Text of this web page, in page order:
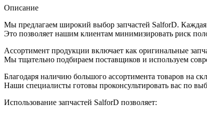
Описание
Мы предлагаем широкий выбор запчастей SalforD. Каждая
Это позволяет нашим клиентам минимизировать риск
Ассортимент продукции включает как оригинальные
Мы тщательно подбираем поставщиков и используем
Благодаря наличию большого ассортимента товаров на
Наши специалисты готовы проконсультировать вас по
Использование запчастей SalforD позволяет: